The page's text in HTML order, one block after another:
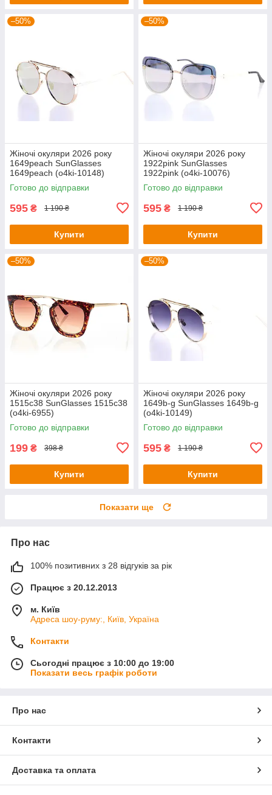
–50%
Жіночі окуляри 2026 року
1649peach SunGlasses
1649peach (o4ki-10148)
Готово до відправки
595 ₴ 1 190 ₴
Купити
–50%
Жіночі окуляри 2026 року
1922pink SunGlasses
1922pink (o4ki-10076)
Готово до відправки
595 ₴ 1 190 ₴
Купити
–50%
Жіночі окуляри 2026 року
1515c38 SunGlasses 1515c38
(o4ki-6955)
Готово до відправки
199 ₴ 398 ₴
Купити
–50%
Жіночі окуляри 2026 року
1649b-g SunGlasses 1649b-g
(o4ki-10149)
Готово до відправки
595 ₴ 1 190 ₴
Купити
Показати ще
Про нас
100% позитивних з 28 відгуків за рік
Працює з 20.12.2013
м. Київ
Адреса шоу-руму:, Київ, Україна
Контакти
Сьогодні працює з 10:00 до 19:00
Показати весь графік роботи
Про нас
Контакти
Доставка та оплата